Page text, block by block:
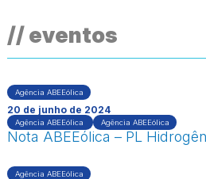
// eventos
Agência ABEEólica
20 de junho de 2024
Agência ABEEólica Agência ABEEólica
Nota ABEEólica – PL
Agência ABEEólica